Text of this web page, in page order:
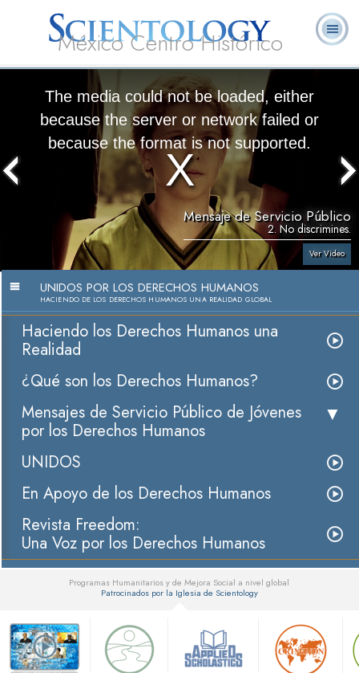
México Centro Histórico
L. Ronald
Hubbard
Scientology?
Voluntarios
Preguntas
Frecuentes
The media could not be loaded, either
because the server or network failed or
because the format is not supported.
Mensaje de Servicio Público
2. No discrimines.
Ver Video
UNIDOS POR LOS DERECHOS HUMANOS
HACIENDO DE LOS DERECHOS HUMANOS UNA REALIDAD GLOBAL
Haciendo los Derechos Humanos una
Realidad
¿Qué son los Derechos Humanos?
Mensajes de Servicio Público de Jóvenes
por los Derechos Humanos
UNIDOS
En Apoyo de los Derechos Humanos
Revista Freedom:
Una Voz por los Derechos Humanos
Programas Humanitarios y de Mejora Social a nivel global
Patrocinados por la Iglesia de Scientology